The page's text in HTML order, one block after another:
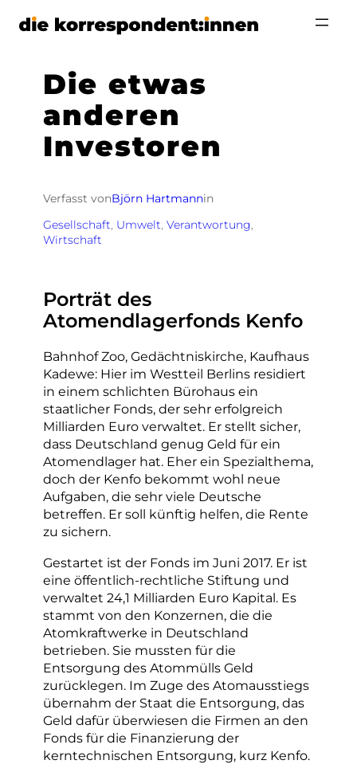
Zum
Die etwas
anderen
Investoren
Verfasst vonBjörn Hartmannin
Gesellschaft, Umwelt, Verantwortung
Wirtschaft
Porträt des
Atomendlagerfonds Kenfo
Bahnhof Zoo, Gedächtniskirche, Kaufhaus
Kadewe: Hier im Westteil Berlins residiert
in einem schlichten Bürohaus ein
staatlicher Fonds, der sehr erfolgreich
Milliarden Euro verwaltet. Er stellt sicher,
dass Deutschland genug Geld für ein
Atomendlager hat. Eher ein Spezialthema,
doch der Kenfo bekommt wohl neue
Aufgaben, die sehr viele Deutsche
betreffen. Er soll künftig helfen, die Rente
zu sichern.
Gestartet ist der Fonds im Juni 2017. Er ist
eine öffentlich-rechtliche Stiftung und
verwaltet 24,1 Milliarden Euro Kapital. Es
stammt von den Konzernen, die die
Atomkraftwerke in Deutschland
betrieben. Sie mussten für die
Entsorgung des Atommülls Geld
zurücklegen. Im Zuge des Atomausstiegs
übernahm der Staat die Entsorgung, das
Geld dafür überwiesen die Firmen an den
Fonds für die Finanzierung der
kerntechnischen Entsorgung, kurz Kenfo.